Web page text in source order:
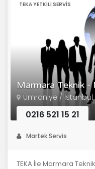
Marmara Teknik -
TEKA YETKILI SERVIS
Ümraniye / İstanbul
0216 521 15 21
Martek Servis
TEKA İle Marmara